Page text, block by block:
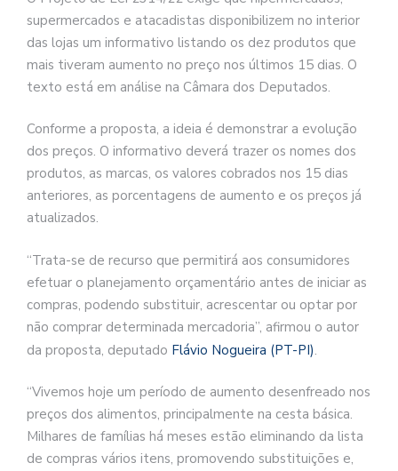
supermercados e atacadistas disponibilizem no interior
das lojas um informativo listando os dez produtos que
mais tiveram aumento no preço nos últimos 15 dias. O
texto está em análise na Câmara dos Deputados.
Conforme a proposta, a ideia é demonstrar a evolução
dos preços. O informativo deverá trazer os nomes dos
produtos, as marcas, os valores cobrados nos 15 dias
anteriores, as porcentagens de aumento e os preços já
atualizados.
“Trata-se de recurso que permitirá aos consumidores
efetuar o planejamento orçamentário antes de iniciar as
compras, podendo substituir, acrescentar ou optar por
não comprar determinada mercadoria”, afirmou o autor
da proposta, deputado Flávio Nogueira (PT-PI).
“Vivemos hoje um período de aumento desenfreado nos
preços dos alimentos, principalmente na cesta básica.
Milhares de famílias há meses estão eliminando da lista
de compras vários itens, promovendo substituições e,